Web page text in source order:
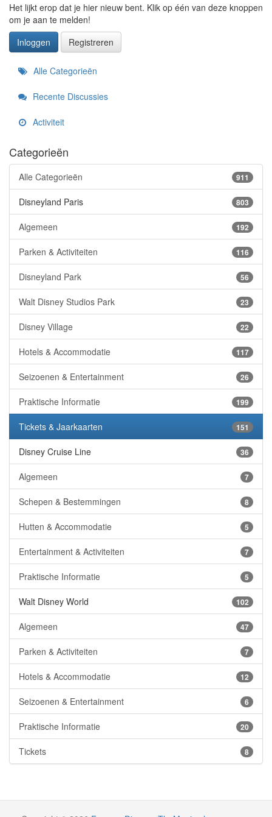
Het lijkt erop dat je hier nieuw bent. Klik op één van deze knoppen
om je aan te melden!
Inloggen
Registreren
Snelkoppelingen
Alle Categorieën
Recente Discussies
Activiteit
Categorieën
911
Alle Categorieën
803
Disneyland Paris
192
Algemeen
116
Parken & Activiteiten
56
Disneyland Park
23
Walt Disney Studios Park
22
Disney Village
117
Hotels & Accommodatie
26
Seizoenen & Entertainment
199
Praktische Informatie
151
Tickets & Jaarkaarten
36
Disney Cruise Line
7
Algemeen
8
Schepen & Bestemmingen
5
Hutten & Accommodatie
7
Entertainment & Activiteiten
5
Praktische Informatie
102
Walt Disney World
47
Algemeen
7
Parken & Activiteiten
12
Hotels & Accommodatie
6
Seizoenen & Entertainment
20
Praktische Informatie
8
Tickets